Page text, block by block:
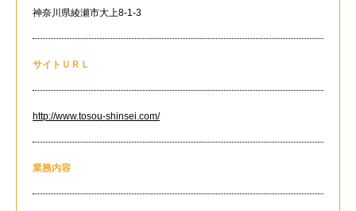
神奈川県綾瀬市大上8-1-3
サイトＵＲＬ
http://www.tosou-shinsei.com/
業務内容